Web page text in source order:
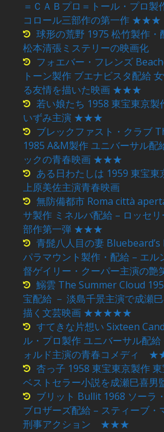
＝ＣＡＢプロ＝トール・プロ製
コロール三部作の第一作 ★★★
球形の荒野 1975 松竹製作・
松本清張ミステリーの映画化
フォエバー・フレンズ
トーン製作 ブエナビスタ配給
る友情を描いた映画 ★★★
若い娘たち 1958 東宝東京製
いずみ主演 ★★★
ブレックファスト・クラブ
1985 A&M製作 ユニバーサル配
ックの青春映画 ★★★
ある日わたしは 1959 東宝東
上原美佐主演青春映画
無防備都市 Roma città
サ製作 ミネルバ配給 – ロッセ
部作第一弾 ★★★
青髭八人目の妻
パラマウント製作・配給 – エル
督ゲイリー・クーパー主演の艶
鰯雲 The Summer Cloud
宝配給 － 淡島千景主演で成瀬
描く文芸映画 ★★★★★
すてきな片想い Sixteen
ル・プロ製作 ユニバーサル配
ォルド主演の青春コメディ
杏っ子 1958 東宝東京製作
ベストセラー小説を成瀬巳喜男
ブリット Bullit 1968 ソーラ
ブロザーズ配給 – スティーブ・
刑事アクション ★★★